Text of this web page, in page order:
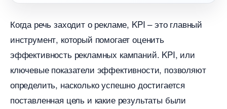
Когда речь заходит о рекламе, KPI – это главный
инструмент, который помогает оценить
эффективность рекламных кампаний. KPI, или
ключевые показатели эффективности, позволяют
определить, насколько успешно достигается
поставленная цель и какие результаты были